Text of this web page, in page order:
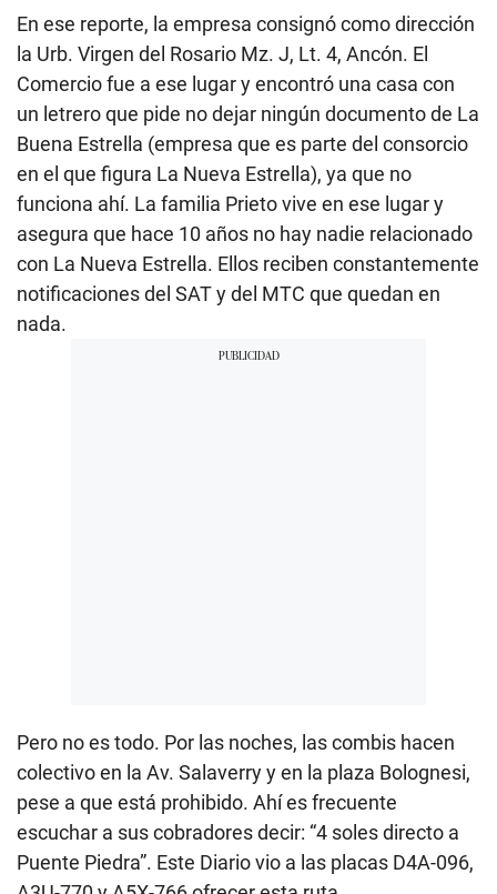
En ese reporte, la empresa consignó como dirección
la Urb. Virgen del Rosario Mz. J, Lt. 4, Ancón. El
Comercio fue a ese lugar y encontró una casa con
un letrero que pide no dejar ningún documento de La
Buena Estrella (empresa que es parte del consorcio
en el que figura La Nueva Estrella), ya que no
funciona ahí. La familia Prieto vive en ese lugar y
asegura que hace 10 años no hay nadie relacionado
con La Nueva Estrella. Ellos reciben constantemente
notificaciones del SAT y del MTC que quedan en
nada.
Pero no es todo. Por las noches, las combis hacen
colectivo en la Av. Salaverry y en la plaza Bolognesi,
pese a que está prohibido. Ahí es frecuente
escuchar a sus cobradores decir: “4 soles directo a
Puente Piedra”. Este Diario vio a las placas D4A-096,